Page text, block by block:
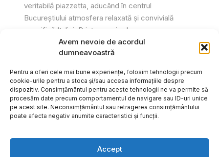
Avem nevoie de acordul
dumneavoastră
Pentru a oferi cele mai bune experiențe, folosim tehnologii precum
cookie-urile pentru a stoca și/sau accesa informațiile despre
dispozitiv. Consimțământul pentru aceste tehnologii ne va permite să
procesăm date precum comportamentul de navigare sau ID-uri unice
pe acest site. Neconsimțământul sau retragerea consimțământului
poate afecta negativ anumite caracteristici și funcții.
Accept
veritabilă piazzetta, aducând în centrul
Bucureștiului atmosfera relaxată și convivială
specifică Italiei. Printr-o serie de...
Gabriel Barliga